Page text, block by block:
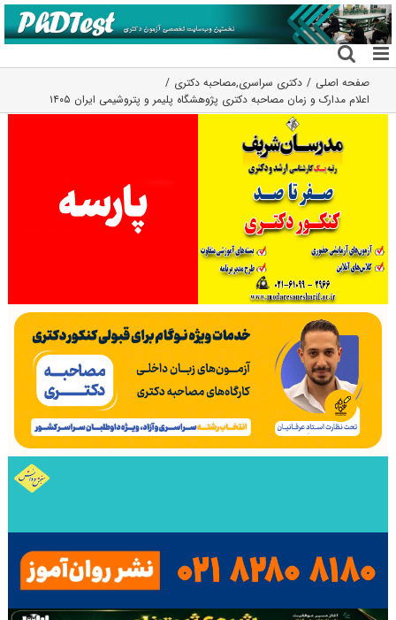
رفتن
به
محتوا
صفحه اصلی دکتری سراسری,مصاحبه دکتری
اعلام مدارک و زمان مصاحبه دکتری پژوهشگاه پلیمر و پتروشیمی ایران ۱۴۰۵